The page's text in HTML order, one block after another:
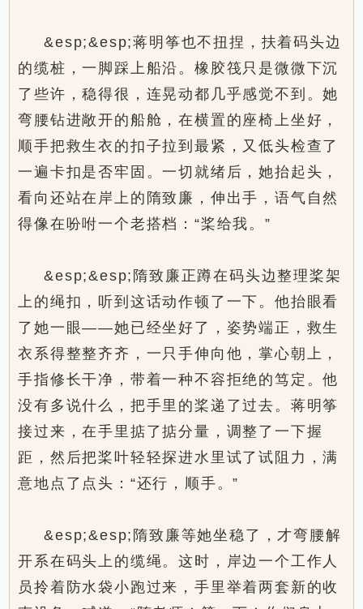
&esp;&esp;蒋明筝也不扭捏，扶着码头边
的缆桩，一脚踩上船沿。橡胶筏只是微微下沉
了些许，稳得很，连晃动都几乎感觉不到。她
弯腰钻进敞开的船舱，在横置的座椅上坐好，
顺手把救生衣的扣子拉到最紧，又低头检查了
一遍卡扣是否牢固。一切就绪后，她抬起头，
看向还站在岸上的隋致廉，伸出手，语气自然
得像在吩咐一个老搭档：“桨给我。”
&esp;&esp;隋致廉正蹲在码头边整理桨架
上的绳扣，听到这话动作顿了一下。他抬眼看
了她一眼——她已经坐好了，姿势端正，救生
衣系得整整齐齐，一只手伸向他，掌心朝上，
手指修长干净，带着一种不容拒绝的笃定。他
没有多说什么，把手里的桨递了过去。蒋明筝
接过来，在手里掂了掂分量，调整了一下握
距，然后把桨叶轻轻探进水里试了试阻力，满
意地点了点头：“还行，顺手。”
&esp;&esp;隋致廉等她坐稳了，才弯腰解
开系在码头上的缆绳。这时，岸边一个工作人
员拎着防水袋小跑过来，手里举着两套新的收